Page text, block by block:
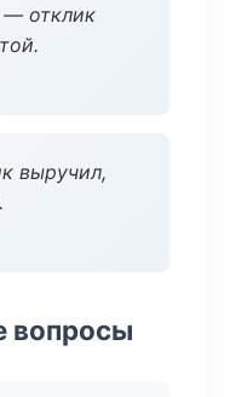
— отклик
выручил,
вопросы